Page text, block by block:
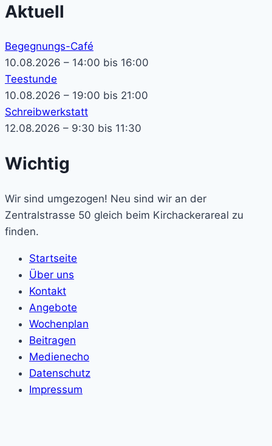
Aktuell
Begegnungs-Café
10.08.2026 – 14:00 bis 16:00
Teestunde
10.08.2026 – 19:00 bis 21:00
Schreibwerkstatt
12.08.2026 – 9:30 bis 11:30
Wichtig
Wir sind umgezogen! Neu sind wir an der
Zentralstrasse 50 gleich beim Kirchackerareal zu
finden.
Startseite
Über uns
Kontakt
Angebote
Wochenplan
Beitragen
Medienecho
Datenschutz
Impressum